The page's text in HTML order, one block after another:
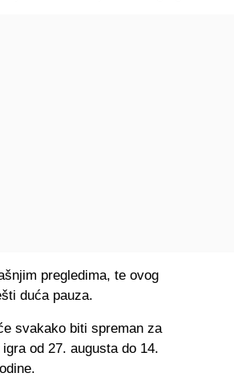
pregledima, te ovog
duća pauza.
svakako biti spreman za
od 27. augusta do 14.